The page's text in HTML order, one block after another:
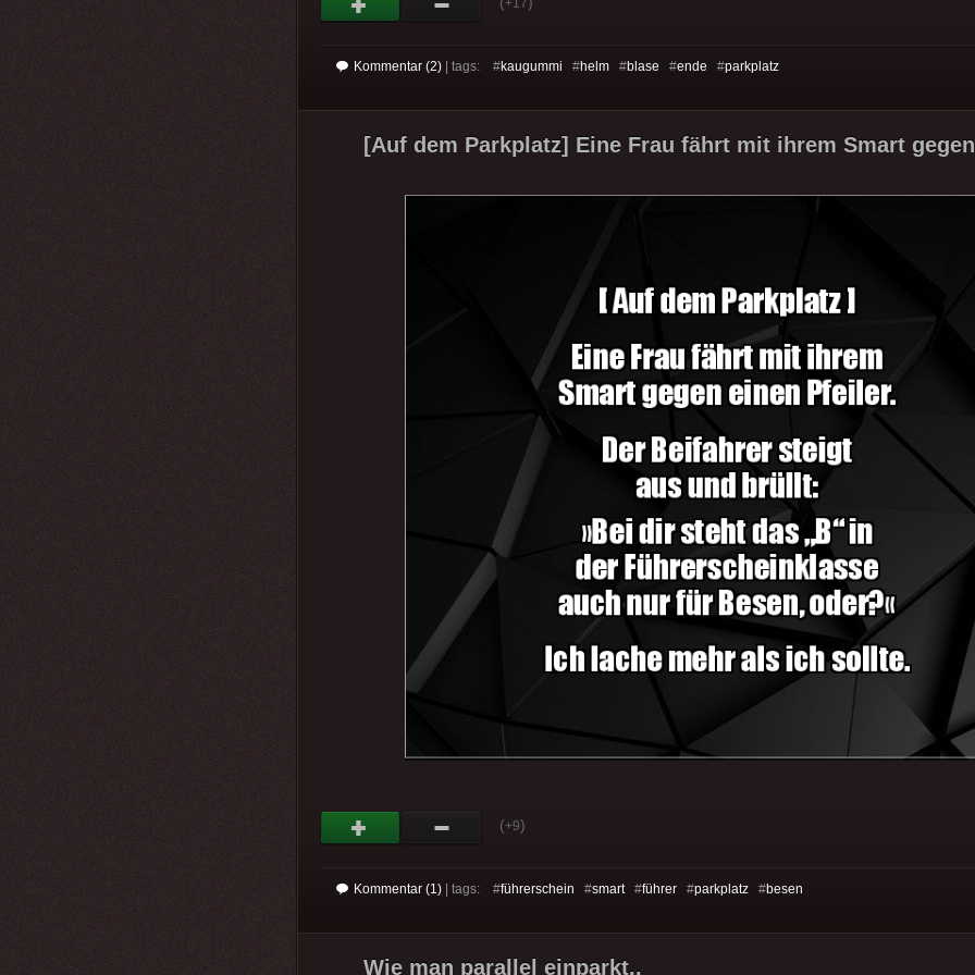
+17
Kommentar (2) | tags: #kaugummi #helm #blase #ende #parkplatz
[Auf dem Parkplatz] Eine Frau fährt mit ihrem Smart
(+9)
Kommentar (1) | tags: #führerschein #smart#führer #parkplatz #besen
Wie man parallel einparkt..